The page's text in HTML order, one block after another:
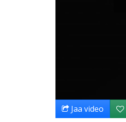
Jaa video